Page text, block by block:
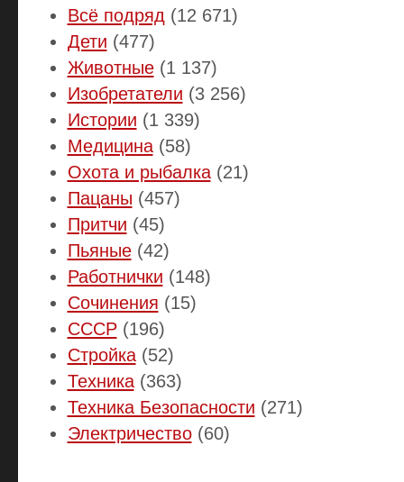
Всё подряд (12 671)
Дети (477)
Животные(1 137)
Изобретатели (3 256)
Истории (1 339)
Медицина(58)
Охота и рыбалка(21)
Пацаны (457)
Притчи (45)
Пьяные(42)
Работнички (148)
Сочинения (15)
СССР(196)
Стройка(52)
Техника(363)
Техника Безопасности (271)
Электричество(60)